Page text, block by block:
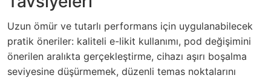
Uzun ömür ve tutarlı performans için uygulanabilecek
pratik öneriler: kaliteli e-likit kullanımı, pod değişimini
önerilen aralıkta gerçekleştirme, cihazı aşırı boşalma
seviyesine düşürmemek, düzenli temas noktalarını